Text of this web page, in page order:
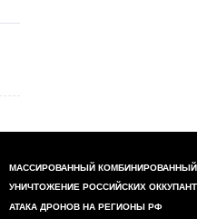
МАССИРОВАННЫЙ КОМБИНИРОВАННЫЙ
УНИЧТОЖЕНИЕ РОССИЙСКИХ
АТАКА ДРОНОВ НА РЕГИОНЫ РФ